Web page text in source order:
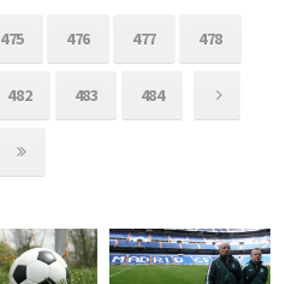
475 476 477 478
482 483 484